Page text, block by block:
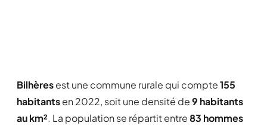
Bilhèresest une commune rurale qui compte155
habitantsen 2022, soit une densité de9 habitants
au km². La population se répartit entre83 hommes